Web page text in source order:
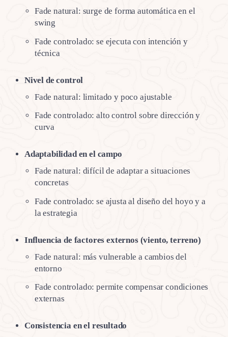
Fade natural: surge de forma automática en el
swing
Fade controlado: se ejecuta con intención y
técnica
Nivel de control
Fade natural: limitado y poco ajustable
Fade controlado: alto control sobre dirección y
curva
Adaptabilidad en el campo
Fade natural: difícil de adaptar a situaciones
concretas
Fade controlado: se ajusta al diseño del hoyo y a
la estrategia
Influencia de factores externos (viento, terreno)
Fade natural: más vulnerable a cambios del
entorno
Fade controlado: permite compensar condiciones
externas
Consistencia en el resultado